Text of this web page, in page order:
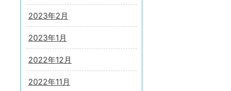
2023年2月
2023年1月
2022年12月
2022年11月